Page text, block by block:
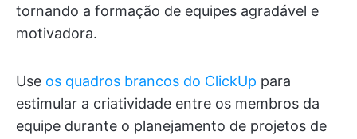
tornando a formação de equipes agradável e
motivadora.
Use os quadros brancos do ClickUp para
estimular a criatividade entre os membros da
equipe durante o planejamento de projetos de